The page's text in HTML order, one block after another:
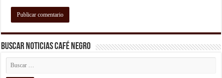
Buscar Noticias Café Negro